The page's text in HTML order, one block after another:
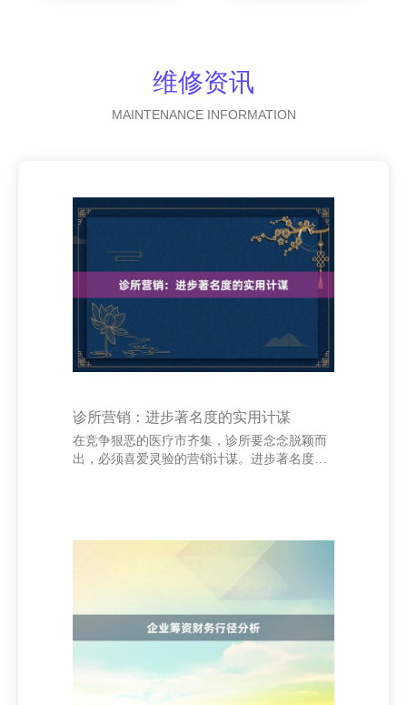
维修资讯
MAINTENANCE INFORMATION
诊所营销：进步著名度的实用计谋
在竞争狠恶的医疗市齐集，诊所要念念脱颖而
出，必须喜爱灵验的营销计谋。进步著名度不
最专业的资讯平台 其次，腹地化施行是要津。
与控制社区互助，参与公益讲座或健康搜检活
动，提高品牌影响力。此外，通过搜索引擎优